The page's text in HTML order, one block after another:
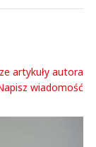
artykuły autora
wiadomość